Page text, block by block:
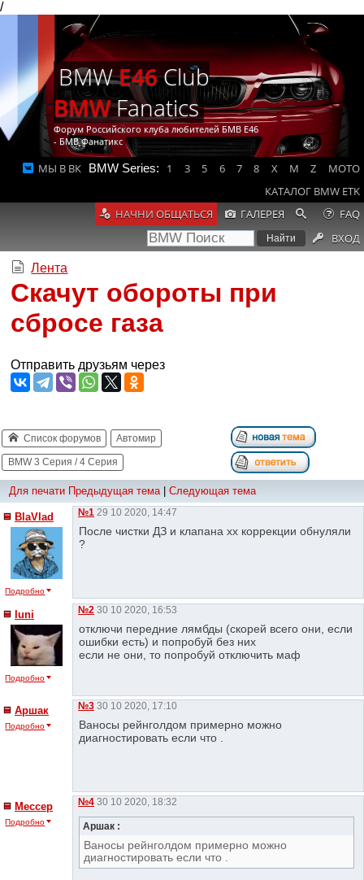
/
BMWE46Club
BMWFanatics
Форум Российского клуба любителей БМВ Е46
- БМВ Фанатикс
МЫ В ВК BMW Series: 1 3 5 6 7 8 X M Z
MOTO
КАТАЛОГ BMW ETK
НАЧНИ ОБЩАТЬСЯ
ГАЛЕРЕЯ
FAQ
ВХОД
Лента
Скачут обороты при
сбросе газа
Отправить друзьям через
Список форумов Автомир
BMW 3 Серия / 4 Серия
Для печати Предыдущая тема| Следующая тема
BlaVlad
Подробно
№1 29 10 2020, 14:47
После чистки ДЗ и клапана хх коррекции обнуляли
?
luni
Подробно
№2 30 10 2020, 16:53
отключи передние лямбды (скорей всего они, если
ошибки есть) и попробуй без них
если не они, то попробуй отключить маф
Аршак
Подробно
№3 30 10 2020, 17:10
Ваносы рейнголдом примерно можно
диагностировать если что .
Мессер
Подробно
№4 30 10 2020, 18:32
Аршак :
Ваносы рейнголдом примерно можно
диагностировать если что .